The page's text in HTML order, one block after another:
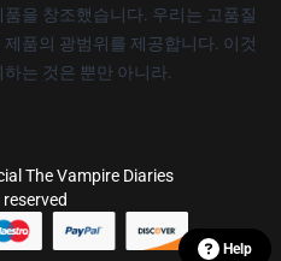
을 창조했습니다. 우리는 고품질
품의 광범위를 제공합니다. 이것
는 것은 뿐만 아니라.
The Vampire Diaries
Help